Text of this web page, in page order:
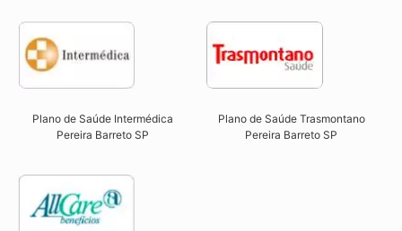
Plano de Saúde Intermédica
Pereira Barreto SP​
Plano de Saúde Trasmontano
Pereira Barreto SP​